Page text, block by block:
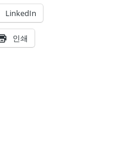
LinkedIn
인쇄